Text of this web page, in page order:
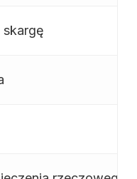
skargę